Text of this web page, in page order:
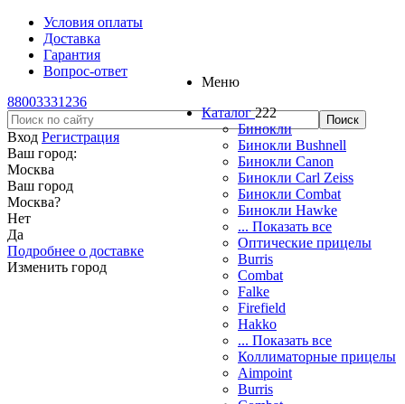
Условия оплаты
Доставка
Гарантия
Вопрос-ответ
88003331236
Вход Регистрация
Ваш город:
Москва
Ваш город
Москва?
Нет
Да
Подробнее о доставке
Изменить город
Меню
Каталог 222
Бинокли
Бинокли Bushnell
Бинокли Canon
Бинокли Carl Zeiss
Бинокли Combat
Бинокли Hawke
... Показать все
Оптические прицелы
Burris
Combat
Falke
Firefield
Hakko
... Показать все
Коллиматорные прицелы
Aimpoint
Burris